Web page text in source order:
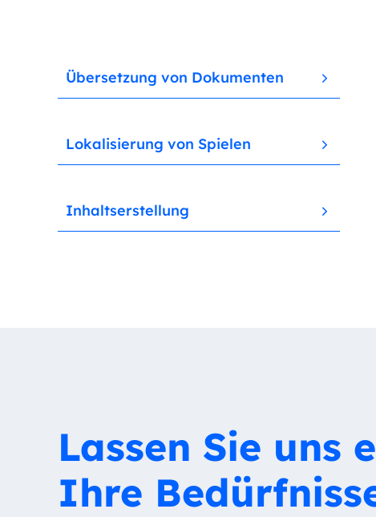
Übersetzung von Dokumenten
Lokalisierung von Spielen
Inhaltserstellung
Lassen Sie uns
Ihre